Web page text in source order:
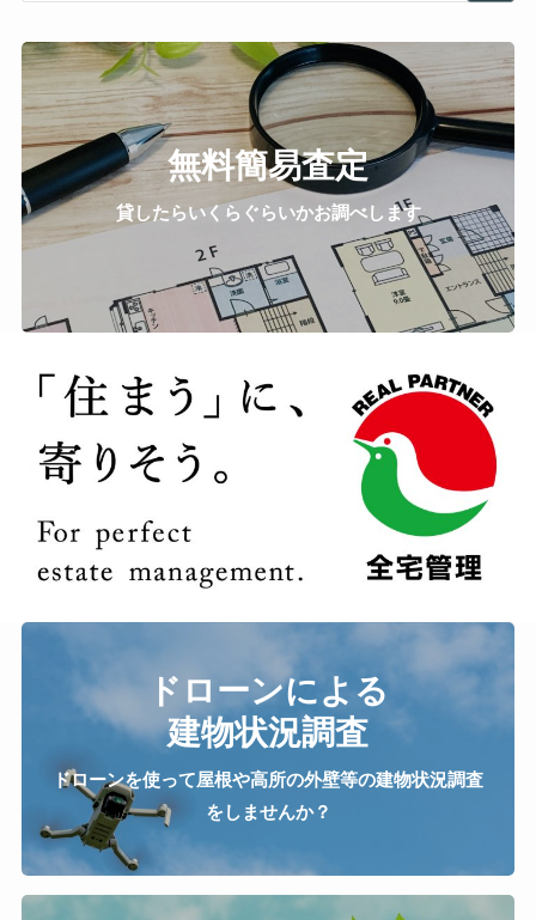
無料簡易査定
貸したらいくらぐらいかお調べします
ドローンによる
建物状況調査
ドローンを使って屋根や高所の外壁等の建物状況調査
をしませんか？